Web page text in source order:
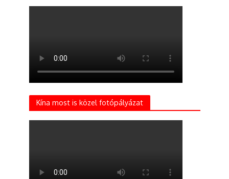
Kína most is közel fotópályázat